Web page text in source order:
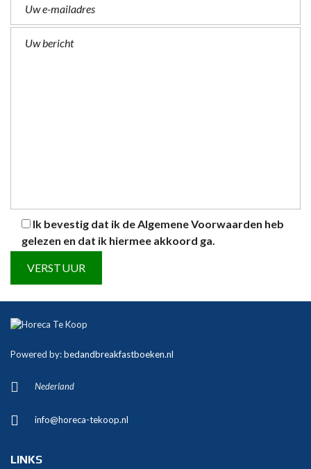
Ik bevestig dat ik deAlgemene Voorwaarden heb
gelezen en dat ik hiermee akkoord ga.
l
e
n
t
v
Powered by:bedandbreakfastboeken.nl
Nederland
info@horeca-tekoop.nl
LINKS